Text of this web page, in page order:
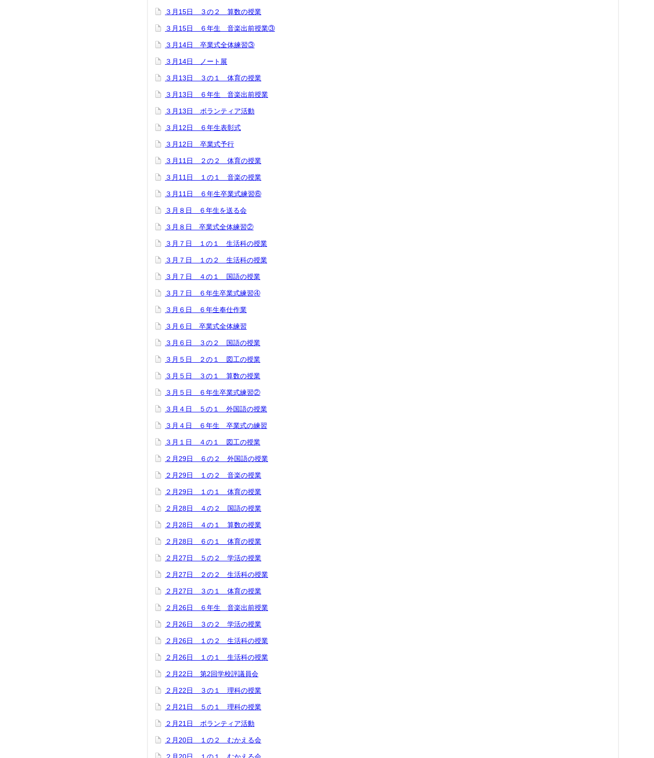
３月15日 ３の２ 算数の授業
３月15日 ６年生 音楽出前授業③
３月14日 卒業式全体練習③
３月14日 ノート展
３月13日 ３の１ 体育の授業
３月13日 ６年生 音楽出前授業
３月13日 ボランティア活動
３月12日 ６年生表彰式
３月12日 卒業式予行
３月11日 ２の２ 体育の授業
３月11日 １の１ 音楽の授業
３月11日 ６年生卒業式練習⑥
３月８日 ６年生を送る会
３月８日 卒業式全体練習②
３月７日 １の１ 生活科の授業
３月７日 １の２ 生活科の授業
３月７日 ４の１ 国語の授業
３月７日 ６年生卒業式練習④
３月６日 ６年生奉仕作業
３月６日 卒業式全体練習
３月６日 ３の２ 国語の授業
３月５日 ２の１ 図工の授業
３月５日 ３の１ 算数の授業
３月５日 ６年生卒業式練習②
３月４日 ５の１ 外国語の授業
３月４日 ６年生 卒業式の練習
３月１日 ４の１ 図工の授業
２月29日 ６の２ 外国語の授業
２月29日 １の２ 音楽の授業
２月29日 １の１ 体育の授業
２月28日 ４の２ 国語の授業
２月28日 ４の１ 算数の授業
２月28日 ６の１ 体育の授業
２月27日 ５の２ 学活の授業
２月27日 ２の２ 生活科の授業
２月27日 ３の１ 体育の授業
２月26日 ６年生 音楽出前授業
２月26日 ３の２ 学活の授業
２月26日 １の２ 生活科の授業
２月26日 １の１ 生活科の授業
２月22日 第2回学校評議員会
２月22日 ３の１ 理科の授業
２月21日 ５の１ 理科の授業
２月21日 ボランティア活動
２月20日 １の２ むかえる会